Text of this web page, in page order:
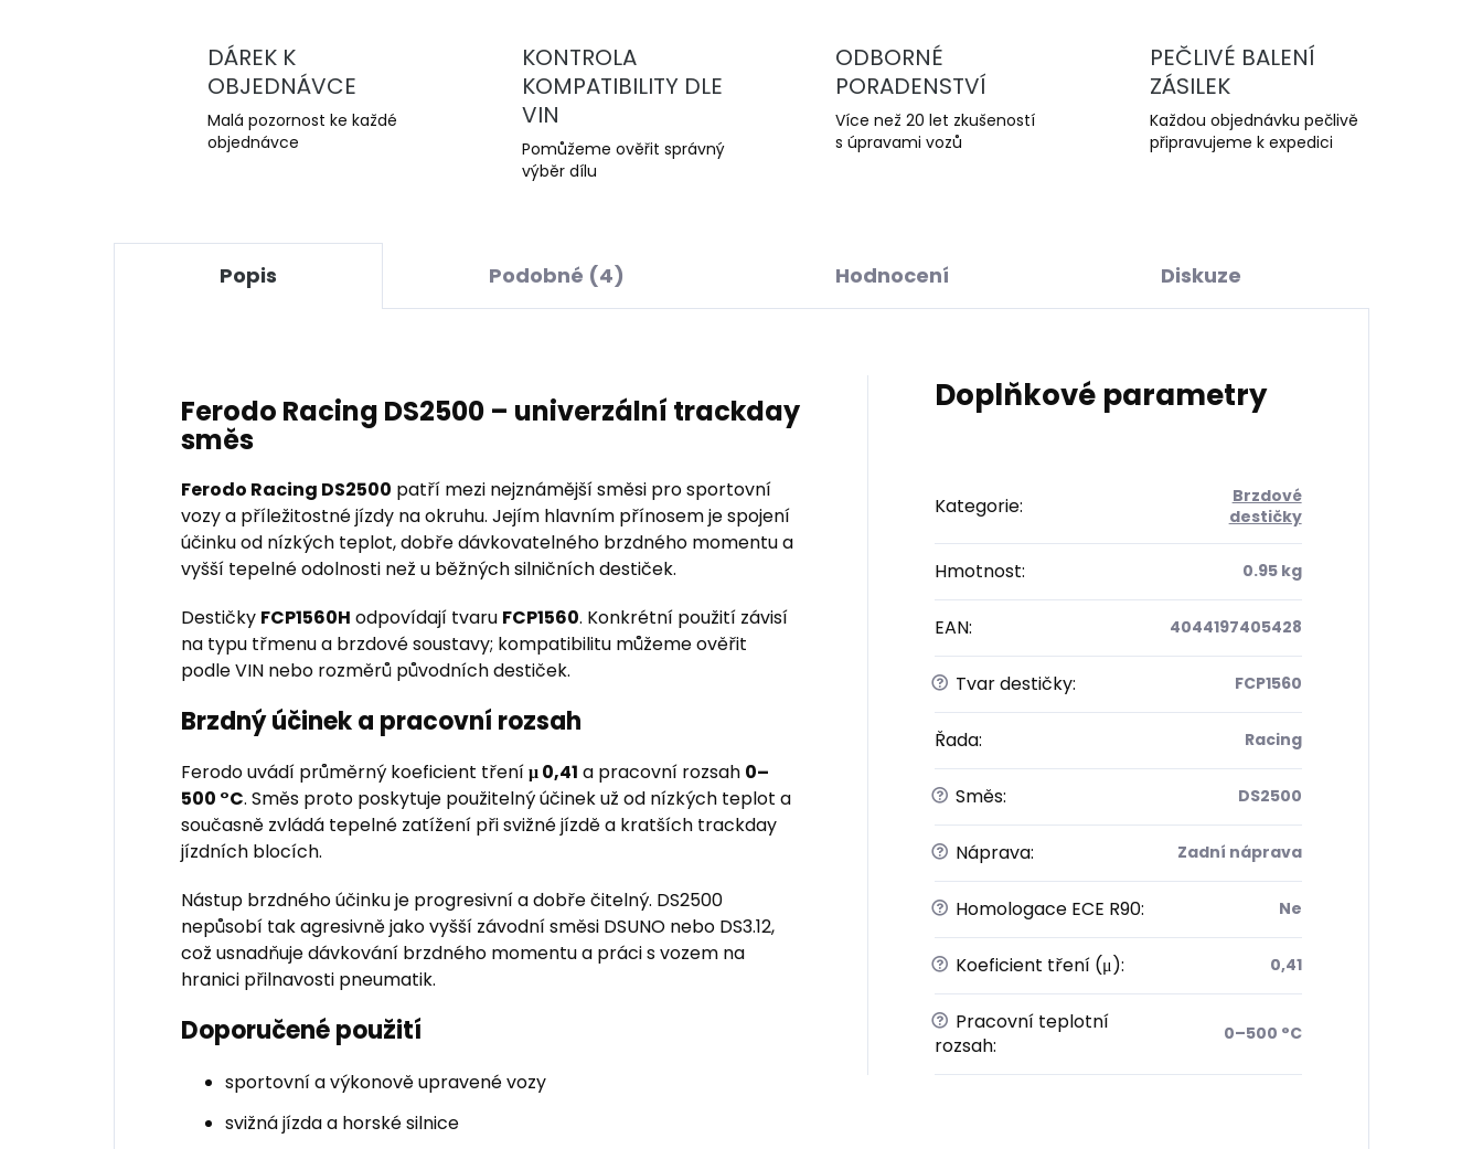
DÁREK K
OBJEDNÁVCE
Malá pozornost ke každé
objednávce
KONTROLA
KOMPATIBILITY DLE
VIN
Pomůžeme ověřit správný
výběr dílu
ODBORNÉ
PORADENSTVÍ
Více než 20 let zkušeností
s úpravami vozů
PEČLIVÉ BALENÍ
ZÁSILEK
Každou objednávku pečlivě
připravujeme k expedici
Popis Podobné (4) Hodnocení Diskuze
Ferodo Racing DS2500 – univerzální trackday
směs
Ferodo Racing DS2500 patří mezi nejznámější směsi pro sportovní
vozy a příležitostné jízdy na okruhu. Jejím hlavním přínosem je spojení
účinku od nízkých teplot, dobře dávkovatelného brzdného momentu a
vyšší tepelné odolnosti než u běžných silničních destiček.
Destičky FCP1560H odpovídají tvaru FCP1560. Konkrétní použití závisí
na typu třmenu a brzdové soustavy; kompatibilitu můžeme ověřit
podle VIN nebo rozměrů původních destiček.
Brzdný účinek a pracovní rozsah
Ferodo uvádí průměrný koeficient třeníμ 0,41 a pracovní rozsah 0–
500 °C. Směs proto poskytuje použitelný účinek už od nízkých teplot a
současně zvládá tepelné zatížení při svižné jízdě a kratších trackday
jízdních blocích.
Nástup brzdného účinku je progresivní a dobře čitelný. DS2500
nepůsobí tak agresivně jako vyšší závodní směsi DSUNO nebo DS3.12,
což usnadňuje dávkování brzdného momentu a práci s vozem na
hranici přilnavosti pneumatik.
Doporučené použití
sportovní a výkonově upravené vozy
svižná jízda a horské silnice
Doplňkové parametry
Kategorie:
Brzdové
destičky
Hmotnost: 0.95 kg
EAN: 4044197405428
? Tvar destičky: FCP1560
Řada: Racing
? Směs: DS2500
? Náprava: Zadní náprava
? Homologace ECE R90: Ne
? Koeficient tření (μ): 0,41
? Pracovní teplotní
rozsah: 0–500 °C